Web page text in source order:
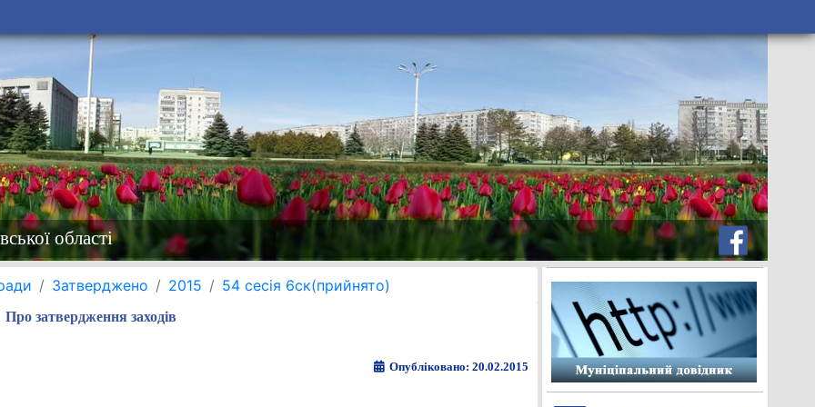
області
Затверджено 2015 54 сесія 6ск(прийнято)
Про затвердження заходів
Опубліковано: 20.02.2015